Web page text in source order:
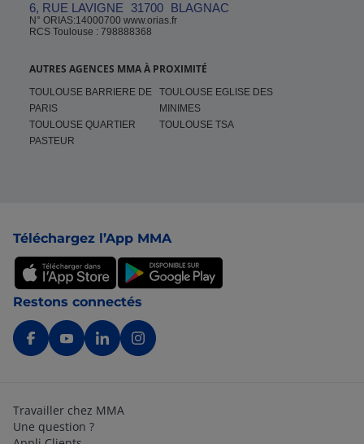
6, RUE LAVIGNE 31700 BLAGNAC
N° ORIAS:14000700 www.orias.fr
RCS Toulouse : 798888368
AUTRES AGENCES MMA À PROXIMITÉ
TOULOUSE BARRIERE DE
PARIS
TOULOUSE EGLISE DES
MINIMES
TOULOUSE QUARTIER
PASTEUR
TOULOUSE TSA
Téléchargez l’App MMA
Restons connectés
Travailler chez MMA
Une question ?